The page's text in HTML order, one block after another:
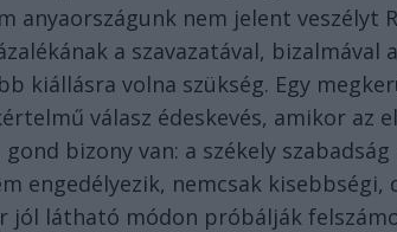
anyaországunk nem jelent veszélyt
a szavazatával,
kiállásra volna szükség. Egy
válasz édeskevés, amikor az
bizony van: a székely
engedélyezik, nemcsak ki­sebbségi,
jól látható módon próbálják